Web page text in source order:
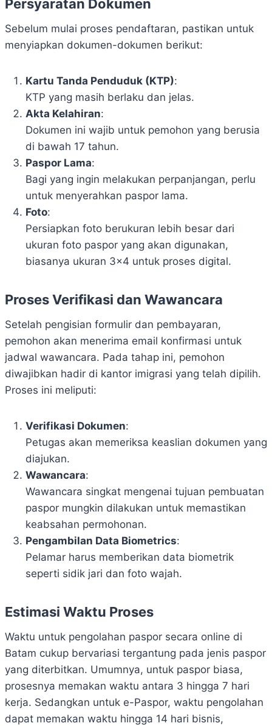
Persyaratan Dokumen
Sebelum mulai proses pendaftaran, pastikan untuk
menyiapkan dokumen-dokumen berikut:
Kartu Tanda Penduduk (KTP):
KTP yang masih berlaku dan jelas.
Akta Kelahiran:
Dokumen ini wajib untuk pemohon yang berusia
di bawah 17 tahun.
Paspor Lama:
Bagi yang ingin melakukan perpanjangan, perlu
untuk menyerahkan paspor lama.
Foto:
Persiapkan foto berukuran lebih besar dari
ukuran foto paspor yang akan digunakan,
biasanya ukuran 3×4 untuk proses digital.
Proses Verifikasi dan Wawancara
Setelah pengisian formulir dan pembayaran,
pemohon akan menerima email konfirmasi untuk
jadwal wawancara. Pada tahap ini, pemohon
diwajibkan hadir di kantor imigrasi yang telah dipilih.
Proses ini meliputi:
Verifikasi Dokumen:
Petugas akan memeriksa keaslian dokumen yang
diajukan.
Wawancara:
Wawancara singkat mengenai tujuan pembuatan
paspor mungkin dilakukan untuk memastikan
keabsahan permohonan.
Pengambilan Data Biometrics:
Pelamar harus memberikan data biometrik
seperti sidik jari dan foto wajah.
Estimasi Waktu Proses
Waktu untuk pengolahan paspor secara online di
Batam cukup bervariasi tergantung pada jenis paspor
yang diterbitkan. Umumnya, untuk paspor biasa,
prosesnya memakan waktu antara 3 hingga 7 hari
kerja. Sedangkan untuk e-Paspor, waktu pengolahan
dapat memakan waktu hingga 14 hari bisnis,